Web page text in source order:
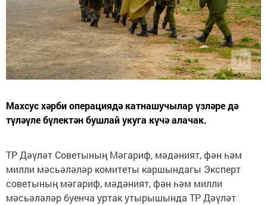
Махсус хәрби операциядә катнашучылар үзләре дә
түләүле бүлектән бушлай укуга күчә алачак.
ТР Дәүләт Советының Мәгариф, мәдәният, фән һәм
милли мәсьәләләр комитеты каршындагы Эксперт
советының мәгариф, мәдәният, фән һәм милли
мәсьәләләр буенча уртак утырышында ТР Дәүләт